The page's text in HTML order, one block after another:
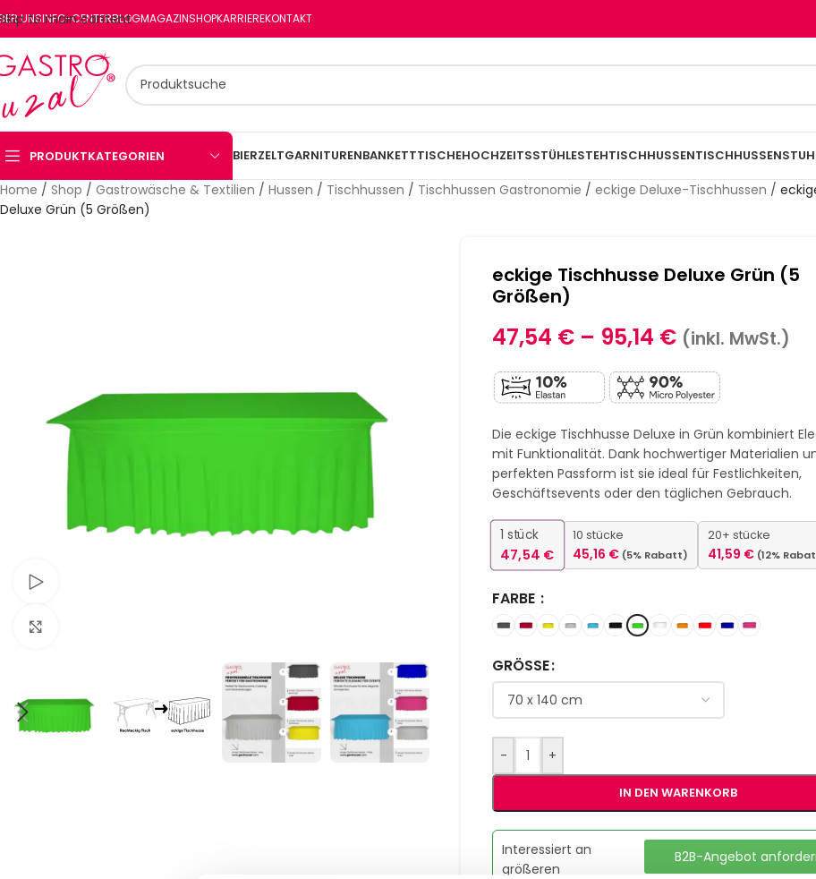
Skip to main content
UNSINFO-CENTERBLOGMAGAZINSHOPKARRIEREKONTAKT
PRODUKTKATEGORIEN BIERZELTGARNITURENBANKETTTISCHEHOCHZEITSSTÜHLESTEHTISCHHUSSENTISCHHUSSEN
Home / Shop / Gastrowäsche & Textilien / Hussen / Tischhussen / Tischhussen Gastronomie / eckige Deluxe-Tischhussen /
Deluxe Grün (5 Größen)
eckige Tischhusse Deluxe Grün (5
Größen)
47,54 € – 95,14 € (inkl. MwSt.)
Die eckige Tischhusse Deluxe in Grün kombiniert
mit Funktionalität. Dank hochwertiger Materialien
perfekten Passform ist sie ideal für Festlichkeiten,
Geschäftsevents oder den täglichen Gebrauch.
1 stück
47,54 €
10 stücke
45,16 € (5% Rabatt)
20+ stücke
41,59 € (12%
FARBE
GRÖSSE
- +
IN DEN WARENKORB
Interessiert an
größeren
B2B-Angebot